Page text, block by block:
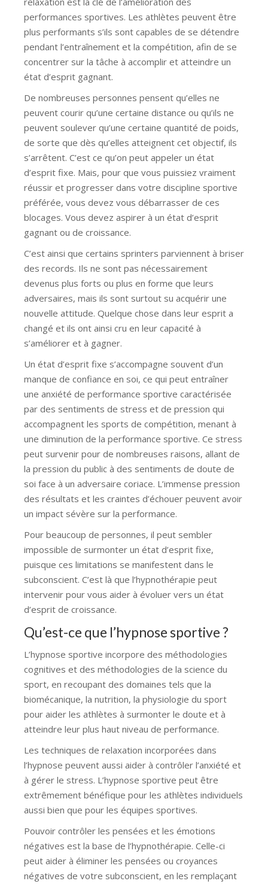
performances sportives. Les athlètes peuvent être
plus performants s’ils sont capables de se détendre
pendant l’entraînement et la compétition, afin de se
concentrer sur la tâche à accomplir et atteindre un
état d’esprit gagnant.
De nombreuses personnes pensent qu’elles ne
peuvent courir qu’une certaine distance ou qu’ils ne
peuvent soulever qu’une certaine quantité de poids,
de sorte que dès qu’elles atteignent cet objectif, ils
s’arrêtent. C’est ce qu’on peut appeler un état
d’esprit fixe. Mais, pour que vous puissiez vraiment
réussir et progresser dans votre discipline sportive
préférée, vous devez vous débarrasser de ces
blocages. Vous devez aspirer à un état d’esprit
gagnant ou de croissance.
C’est ainsi que certains sprinters parviennent à briser
des records. Ils ne sont pas nécessairement
devenus plus forts ou plus en forme que leurs
adversaires, mais ils sont surtout su acquérir une
nouvelle attitude. Quelque chose dans leur esprit a
changé et ils ont ainsi cru en leur capacité à
s’améliorer et à gagner.
Un état d’esprit fixe s’accompagne souvent d’un
manque de confiance en soi, ce qui peut entraîner
une anxiété de performance sportive caractérisée
par des sentiments de stress et de pression qui
accompagnent les sports de compétition, menant à
une diminution de la performance sportive. Ce stress
peut survenir pour de nombreuses raisons, allant de
la pression du public à des sentiments de doute de
soi face à un adversaire coriace. L’immense pression
des résultats et les craintes d’échouer peuvent avoir
un impact sévère sur la performance.
Pour beaucoup de personnes, il peut sembler
impossible de surmonter un état d’esprit fixe,
puisque ces limitations se manifestent dans le
subconscient. C’est là que l’hypnothérapie peut
intervenir pour vous aider à évoluer vers un état
d’esprit de croissance.
Qu’est-ce que l’hypnose sportive ?
L’hypnose sportive incorpore des méthodologies
cognitives et des méthodologies de la science du
sport, en recoupant des domaines tels que la
biomécanique, la nutrition, la physiologie du sport
pour aider les athlètes à surmonter le doute et à
atteindre leur plus haut niveau de performance.
Les techniques de relaxation incorporées dans
l’hypnose peuvent aussi aider à contrôler l’anxiété et
à gérer le stress. L’hypnose sportive peut être
extrêmement bénéfique pour les athlètes individuels
aussi bien que pour les équipes sportives.
Pouvoir contrôler les pensées et les émotions
négatives est la base de l’hypnothérapie. Celle-ci
peut aider à éliminer les pensées ou croyances
négatives de votre subconscient, en les remplaçant